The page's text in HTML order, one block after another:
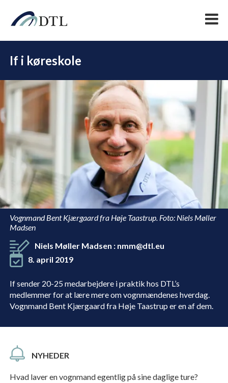
DEL
NYHEDER
If i køreskole
If sender 20-25 medarbejdere i praktik hos DTL’s
medlemmer for at lære mere om vognmændenes hverdag.
Vognmand Bent Kjærgaard fra Høje Taastrup er en af dem.
Vognmand Bent Kjærgaard fra Høje Taastrup. Foto: Niels Møller
Madsen
Niels Møller Madsen : nmm@dtl.eu
8. april 2019
Hvad laver en vognmand egentlig på sine daglige ture?